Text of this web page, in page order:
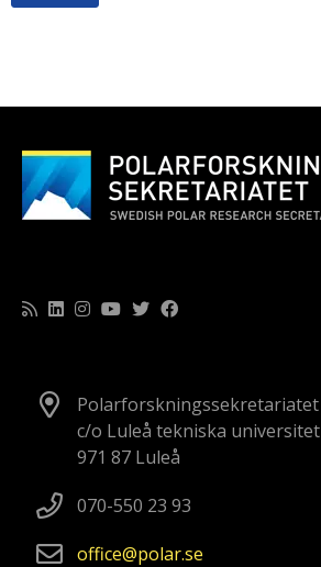
Polarforskningssekretariatet
c/o Luleå tekniska universitet
971 87 Luleå
070-550 23 93
office
polarse